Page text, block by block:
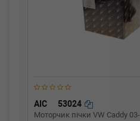
AIC 53024
Моторчик пічки VW Caddy 03-